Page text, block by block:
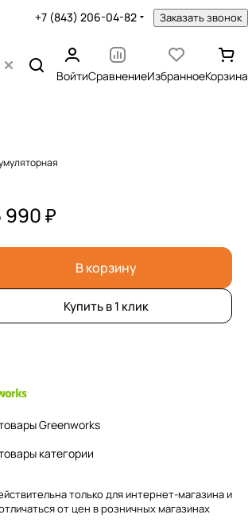
+7 (843) 206-04-82 Заказать звонок
ВойтиСравнениеИзбранноеКорзина
990 ₽
В корзину
Купить в 1 клик
Greenworks
категории
только для интернет-магазина и
от цен в розничных магазинах